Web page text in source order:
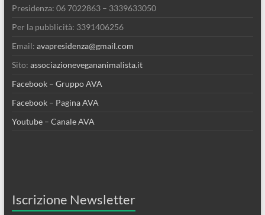
Presidenza: 06 7022863 – 3339633050
Per la pubblicità: 3391406256
Email: avapresidenza@gmail.com
Sito: associazionevegananimalista.it
Facebook – Gruppo AVA
Facebook – Pagina AVA
Youtube – Canale AVA
Iscrizione Newsletter